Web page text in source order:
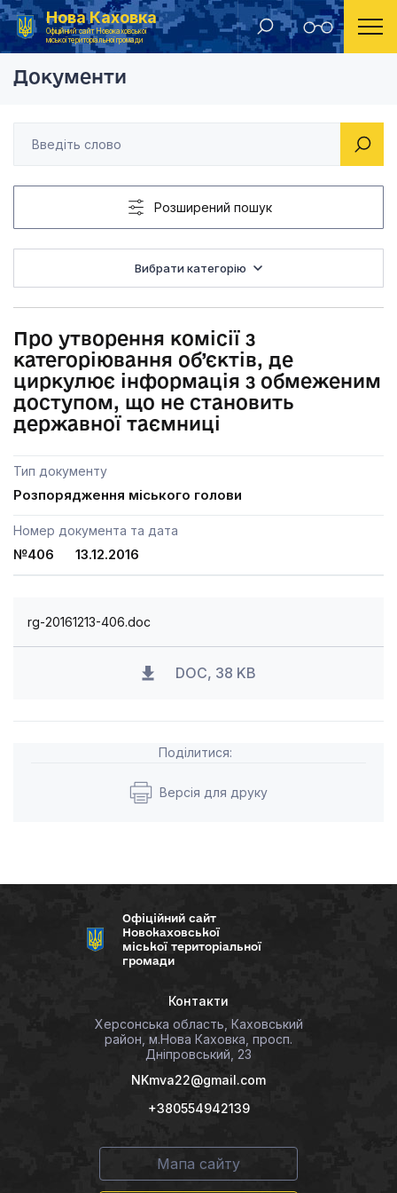
Нова Каховка
Офіційний сайт Новокаховської
міської територіальної громади
Головна Розпорядження Новокаховського міського голови 2016 рік Про утворення
Документи
Розширений пошук
Вибрати категорію
Про утворення комісії з
категоріювання об’єктів, де
циркулює інформація з обмеженим
доступом, що не становить
державної таємниці
Тип документу
Розпорядження міського голови
Номер документа та дата
№406 13.12.2016
rg-20161213-406.doc
DOC, 38 KB
Поділитися:
Версія для друку
Офіційний сайт
Новокаховської
міської територіальної
громади
Контакти
Херсонська область, Каховський
район, м.Нова Каховка, просп.
Дніпровський, 23
NKmva22@gmail.com
+380554942139
Мапа сайту